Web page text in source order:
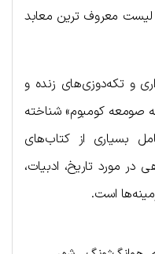
معروف ترین معابد
و تکه‌دوزی‌های زنده و
صومعه کومبوم» شناخته
بسیاری از کتاب‌های
مورد تاریخ، ادبیات،
است.